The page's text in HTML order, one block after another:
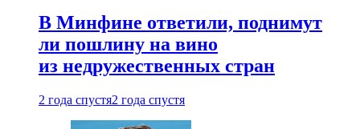
В Минфине ответили, поднимут
ли пошлину на вино
из недружественных стран
2 года спустя2 года спустя